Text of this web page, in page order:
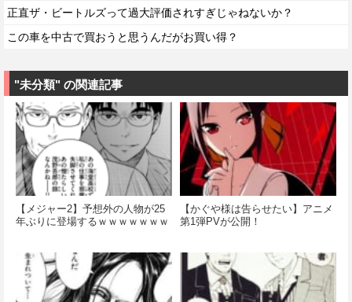
正直ザ・ビートルズって過大評価されすぎじゃねないか？
この車を中古で買おうと思うんだがお買い得？
"未分類" の関連記事
【メジャー2】予想外の人物が25
年ぶりに登場するｗｗｗｗｗｗｗ
【かぐや様は告らせたい】アニメ
第1弾PVが公開！